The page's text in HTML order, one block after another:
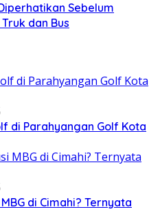
Sebelum
dan Bus
di Parahyangan Golf Kota
di Cimahi? Ternyata